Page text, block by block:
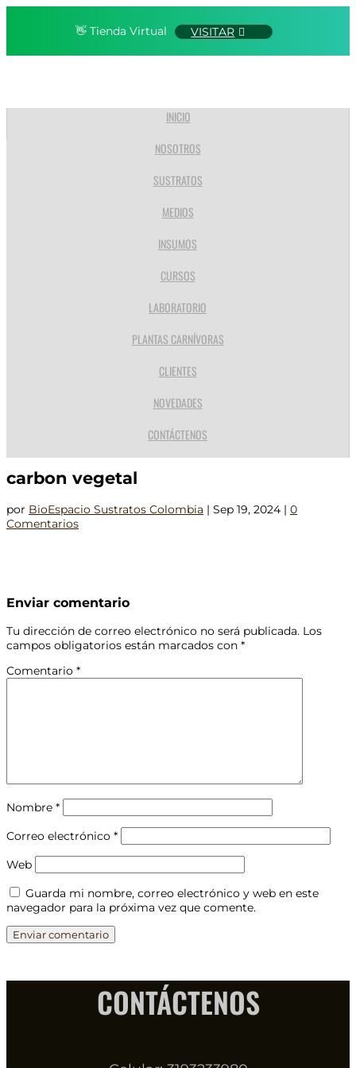
👋 Tienda Virtual VISITAR
INICIO
NOSOTROS
SUSTRATOS
MEDIOS
INSUMOS
CURSOS
LABORATORIO
PLANTAS CARNÍVORAS
CLIENTES
NOVEDADES
CONTÁCTENOS
carbon vegetal
por BioEspacio Sustratos Colombia | Sep 19, 2024 | 0
Comentarios
Enviar comentario
Tu dirección de correo electrónico no será publicada. Los
campos obligatorios están marcados con *
Comentario *
Nombre *
Correo electrónico *
Web
Guarda mi nombre, correo electrónico y web en este
navegador para la próxima vez que comente.
CONTÁCTENOS